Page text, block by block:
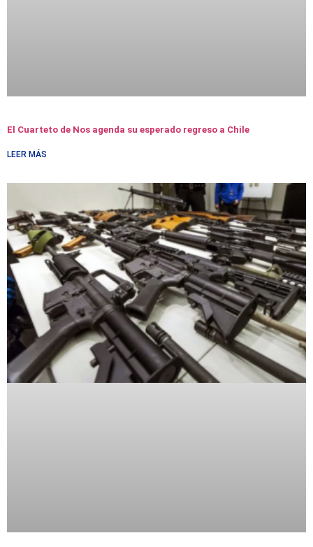
El Cuarteto de Nos agenda su esperado regreso a Chile
LEER MÁS